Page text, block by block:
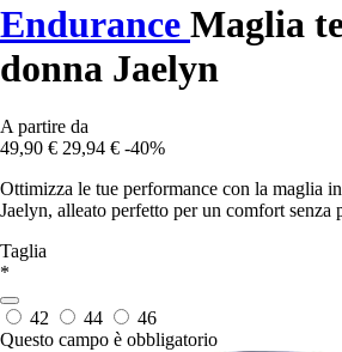
Endurance Maglia
donna Jaelyn
A partire da
49,90 € 29,94 € -40%
Ottimizza le tue performance con la maglia
Jaelyn, alleato perfetto per un comfort senza
Taglia
*
42 44
46
Questo campo è obbligatorio